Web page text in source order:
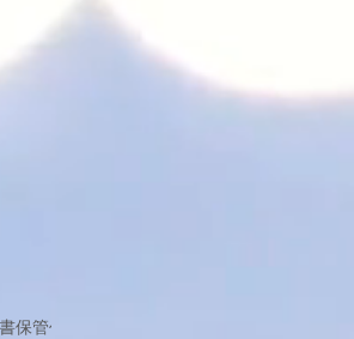
保管作